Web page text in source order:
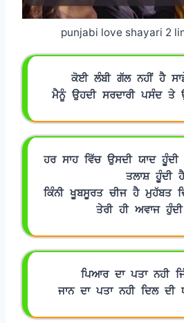
punjabi love shayari 2
ਕੋਈ ਲੰਬੀ ਗੱਲ ਨਹੀਂ ਹੈ
ਮੈਨੂੰ ਉਹਦੀ ਸਰਦਾਰੀ ਪਸੰਦ ਤੇ
ਹਰ ਸਾਹ ਵਿੱਚ ਉਸਦੀ ਯਾਦ
ਤਲਾਸ਼ ਹੂੰਦੀ ਹੈ
ਕਿੰਨੀ ਖੂਬਸੂਰਤ ਚੀਜ ਹੈ ਮੁਹੱਬਤ
ਤੇਰੀ ਹੀ ਅਵਾਜ
ਪਿਆਰ ਦਾ ਪਤਾ ਨਹੀ
ਜਾਨ ਦਾ ਪਤਾ ਨਹੀ ਦਿਲ